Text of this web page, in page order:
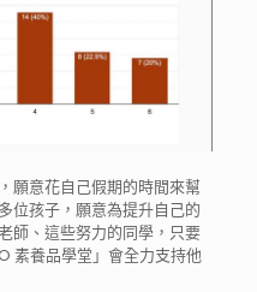
願意花自己假期的時間來幫
位孩子，願意為提升自己的
師、這些努力的同學，只要
素養品學堂」會全力支持他